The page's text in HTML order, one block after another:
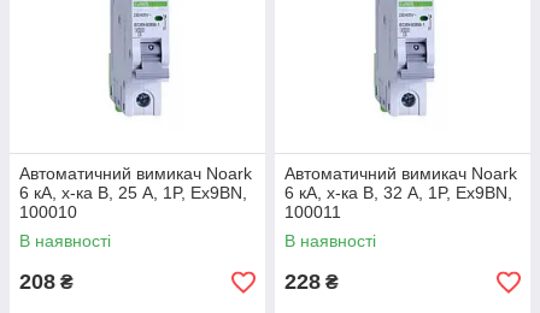
Автоматичний вимикач Noark
6 кА, х-ка B, 25 А, 1P, Ex9BN,
100010
В наявності
208 ₴
Автоматичний вимикач Noark
6 кА, х-ка B, 32 А, 1P, Ex9BN,
100011
В наявності
228 ₴